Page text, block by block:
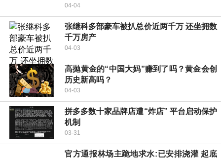
04-04
张继科多部豪车被扒总价近两千万 还坐拥数
千万房产
04-03
高抛黄金的“中国大妈”赚到了吗？黄金会创
历史新高吗？
04-03
拼多多数十家品牌店遭“炸店” 平台启动保护
机制
03-31
官方通报林场主跪地求水:已安排浇灌 起底